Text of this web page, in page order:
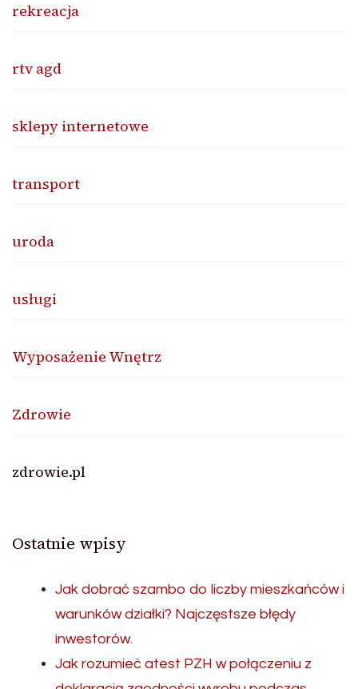
rekreacja
rtv agd
sklepy internetowe
transport
uroda
usługi
Wyposażenie Wnętrz
Zdrowie
zdrowie.pl
Ostatnie wpisy
Jak dobrać szambo do liczby mieszkańców i
warunków działki? Najczęstsze błędy
inwestorów.
Jak rozumieć atest PZH w połączeniu z